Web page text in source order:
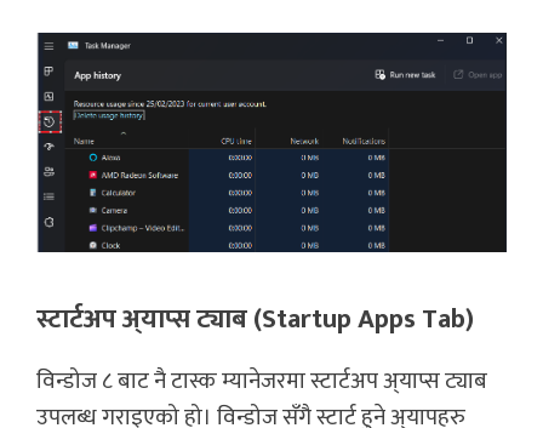
स्टार्टअप अ्याप्स ट्याब (Startup Apps Tab)
विन्डोज ८ बाट नै टास्क म्यानेजरमा स्टार्टअप अ्याप्स ट्याब
उपलब्ध गराइएको हो। विन्डोज सँगै स्टार्ट हुने अ्यापहरु